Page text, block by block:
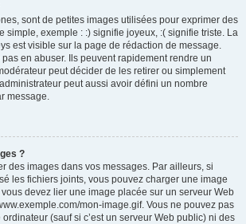
sont de petites images utilisées pour exprimer des
simple, exemple : :) signifie joyeux, :( signifie triste. La
est visible sur la page de rédaction de message.
en abuser. Ils peuvent rapidement rendre un
peut décider de les retirer ou simplement
peut aussi avoir défini un nombre
message.
?
des images dans vos messages. Par ailleurs, si
les fichiers joints, vous pouvez charger une image
devez lier une image placée sur un serveur Web
mon-image.gif. Vous ne pouvez pas
(sauf si c’est un serveur Web public) ni des